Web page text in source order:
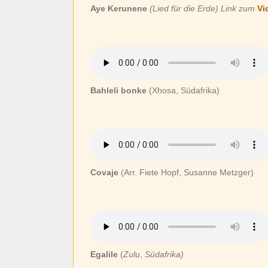
Aye Kerunene (Lied für die Erde) Link zum
Bahleli bonke (Xhosa, Südafrika)
Covaje (Arr. Fiete Hopf, Susanne Metzger)
Egalile (Zulu Südafrika)